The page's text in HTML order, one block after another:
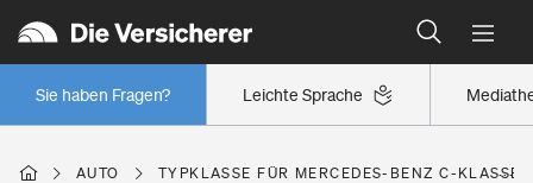
Leichte Sprache
Sie haben Fragen?
Wer versichert was: Jetzt Versicherer finden
Regionalklassen: So ist Ihre Region eingestuft
Wer versichert was: Jetzt Versicherer finden
AUTO TYPKLASSE FÜR MERCEDES-BENZ C-